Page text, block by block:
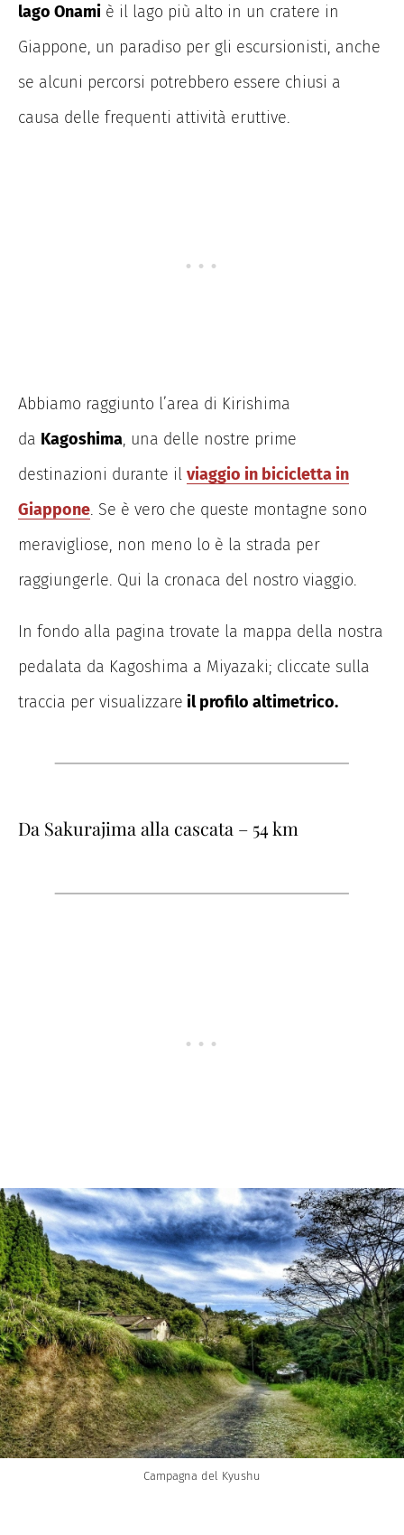
lago Onami è il lago più alto in un cratere in
Giappone, un paradiso per gli escursionisti, anche
se alcuni percorsi potrebbero essere chiusi a
causa delle frequenti attività eruttive.
Abbiamo raggiunto l’area di Kirishima
da Kagoshima, una delle nostre prime
destinazioni durante il viaggio in bicicletta in
Giappone. Se è vero che queste montagne sono
meravigliose, non meno lo è la strada per
raggiungerle. Qui la cronaca del nostro viaggio.
In fondo alla pagina trovate la mappa della nostra
pedalata da Kagoshima a Miyazaki; cliccate sulla
traccia per visualizzare ilprofilo altimetrico.
Da Sakurajima alla cascata – 54 km
Campagna del Kyushu